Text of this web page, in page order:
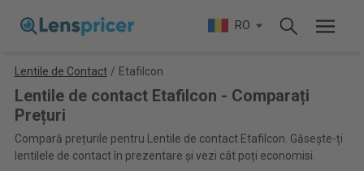
RO
Lentile de Contact / Etafilcon
Lentile de contact Etafilcon - Comparați
Prețuri
Compară prețurile pentru Lentile de contact Etafilcon. Găsește-ți
lentilele de contact în prezentare și vezi cât poți economisi.